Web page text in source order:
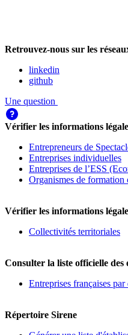
Retrouvez-nous sur les
linkedin
github
Une question
Vérifier les informations
Entrepreneurs de
Entreprises individuelles
Entreprises de l’ESS
Organismes de
Vérifier les informations
Collectivités territoriales
Consulter la liste officielle des
Entreprises françaises par
Répertoire Sirene